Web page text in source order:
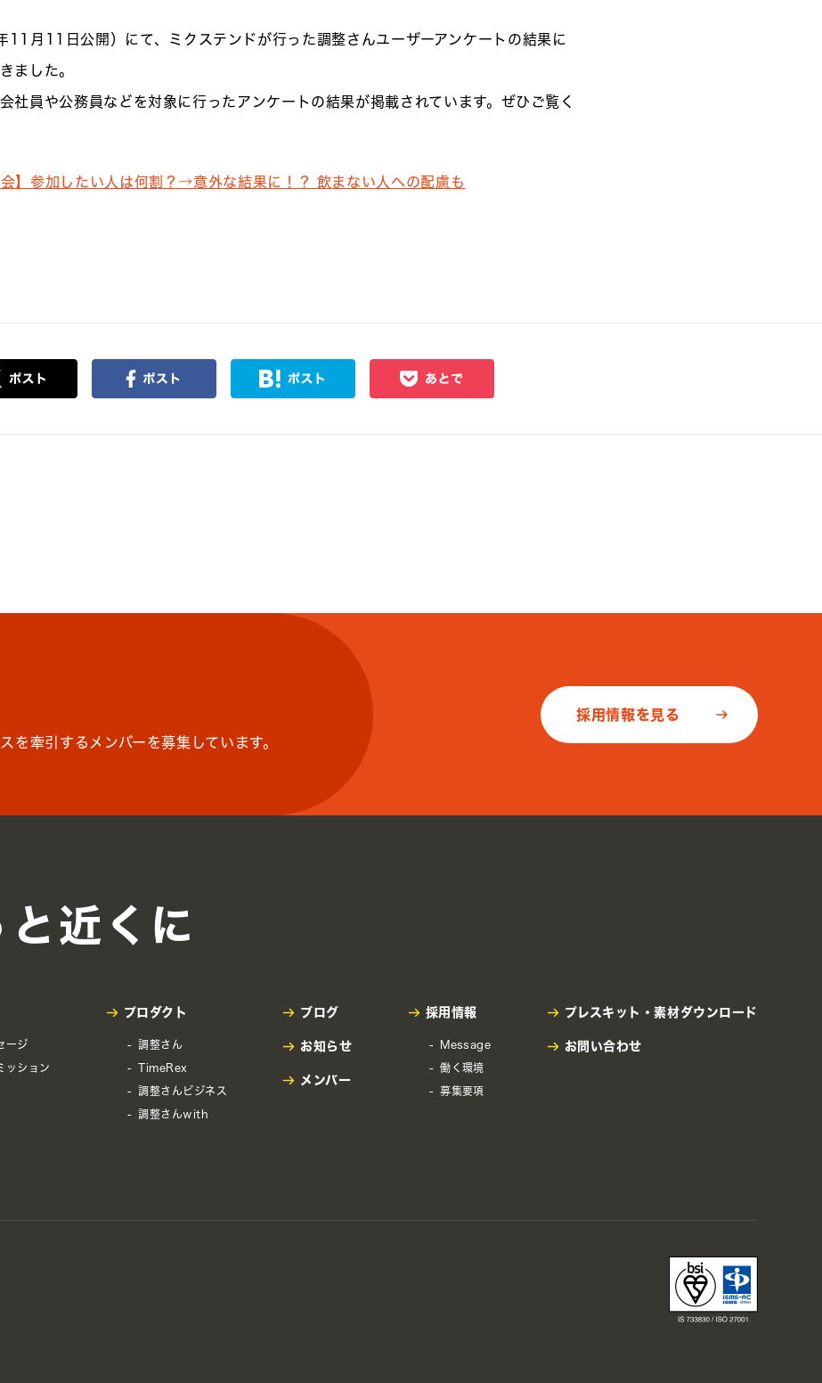
月11日公開）にて、ミクステンドが行った調整さんユーザーアンケートの結果に
ました。
社員や公務員などを対象に行ったアンケートの結果が掲載されています。ぜひご覧く
会】参加したい人は何割？→意外な結果に！？ 飲まない人への配慮も
を牽引するメンバーを募集しています。
採用情報を見る
と近くに
ージ
ッション
プロダクト
調整さん
TimeRex
調整さんビジネス
調整さんwith
ブログ
お知らせ
メンバー
採用情報
Message
働く環境
募集要項
プレスキット・素材ダウンロード
お問い合わせ